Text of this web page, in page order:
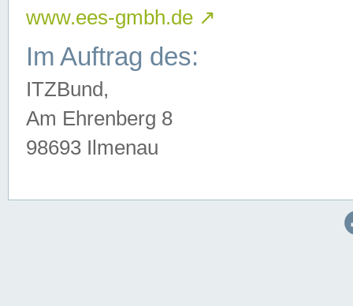
www.ees-gmbh.de ↗
Im Auftrag des:
ITZBund,
Am Ehrenberg 8
98693 Ilmenau